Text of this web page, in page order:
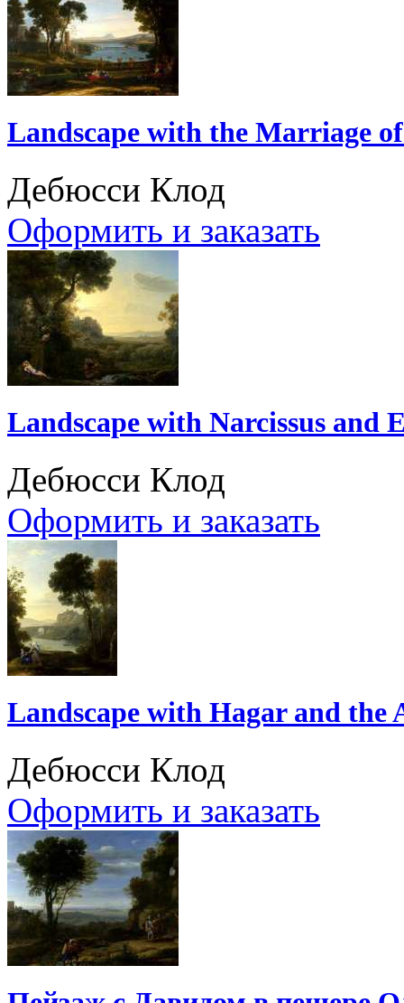
Landscape with the Marriage
Дебюсси Клод
Оформить и заказать
Landscape with Narcissus and
Дебюсси Клод
Оформить и заказать
Landscape with Hagar and the
Дебюсси Клод
Оформить и заказать